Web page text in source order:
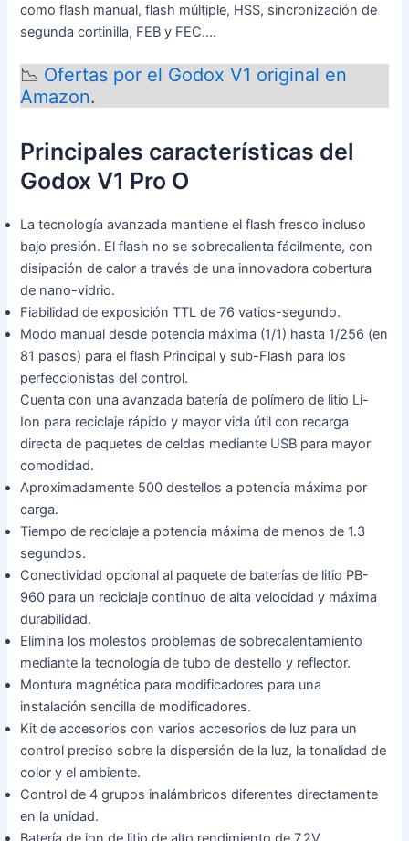
como flash manual, flash múltiple, HSS, sincronización de
segunda cortinilla, FEB y FEC….
📉 Ofertas por el Godox V1 original en
Amazon.
Principales características del
Godox V1 Pro O
La tecnología avanzada mantiene el flash fresco incluso
bajo presión. El flash no se sobrecalienta fácilmente, con
disipación de calor a través de una innovadora cobertura
de nano-vidrio.
Fiabilidad de exposición TTL de 76 vatios-segundo.
Modo manual desde potencia máxima (1/1) hasta 1/256 (en
81 pasos) para el flash Principal y sub-Flash para los
perfeccionistas del control.
Cuenta con una avanzada batería de polímero de litio Li-
Ion para reciclaje rápido y mayor vida útil con recarga
directa de paquetes de celdas mediante USB para mayor
comodidad.
Aproximadamente 500 destellos a potencia máxima por
carga.
Tiempo de reciclaje a potencia máxima de menos de 1.3
segundos.
Conectividad opcional al paquete de baterías de litio PB-
960 para un reciclaje continuo de alta velocidad y máxima
durabilidad.
Elimina los molestos problemas de sobrecalentamiento
mediante la tecnología de tubo de destello y reflector.
Montura magnética para modificadores para una
instalación sencilla de modificadores.
Kit de accesorios con varios accesorios de luz para un
control preciso sobre la dispersión de la luz, la tonalidad de
color y el ambiente.
Control de 4 grupos inalámbricos diferentes directamente
en la unidad.